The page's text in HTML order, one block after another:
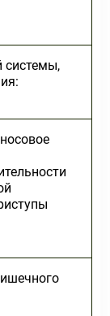
системы,